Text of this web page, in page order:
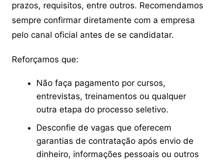
prazos, requisitos, entre outros. Recomendamos
sempre confirmar diretamente com a empresa
pelo canal oficial antes de se candidatar.
Reforçamos que:
Não faça pagamento por cursos,
entrevistas, treinamentos ou qualquer
outra etapa do processo seletivo.
Desconfie de vagas que oferecem
garantias de contratação após envio de
dinheiro, informações pessoais ou outros